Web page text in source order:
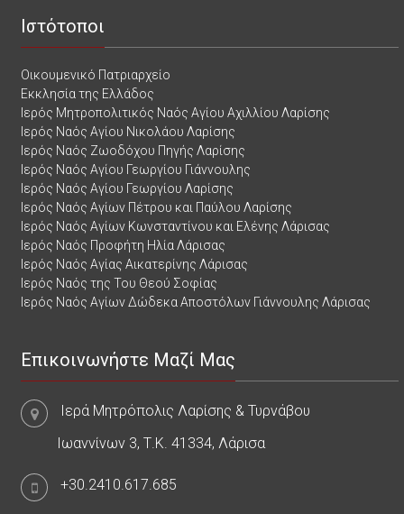
Ιστότοποι
Οικουμενικό Πατριαρχείο
Εκκλησία της Ελλάδος
Ιερός Μητροπολιτικός Ναός Αγίου Αχιλλίου Λαρίσης
Ιερός Ναός Αγίου Νικολάου Λαρίσης
Ιερός Ναός Ζωοδόχου Πηγής Λαρίσης
Ιερός Ναός Αγίου Γεωργίου Γιάννουλης
Ιερός Ναός Αγίου Γεωργίου Λαρίσης
Ιερός Ναός Αγίων Πέτρου και Παύλου Λαρίσης
Ιερός Ναός Αγίων Κωνσταντίνου και Ελένης Λάρισας
Ιερός Ναός Προφήτη Ηλία Λάρισας
Ιερός Ναός Αγίας Αικατερίνης Λάρισας
Ιερός Ναός της Του Θεού Σοφίας
Ιερός Ναός Αγίων Δώδεκα Αποστόλων Γιάννουλης Λάρισας
Επικοινωνήστε Μαζί Μας
Ιερά Μητρόπολις Λαρίσης & Τυρνάβου
Ιωαννίνων 3, Τ.Κ. 41334, Λάρισα
+30.2410.617.685